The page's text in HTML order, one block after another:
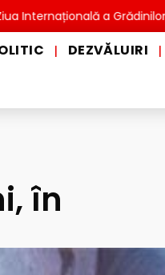
a Grădinilor
| DEZVĂLUIRI |
în